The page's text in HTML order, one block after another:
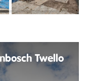
Twello